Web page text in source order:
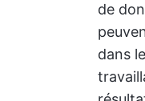
de
dans